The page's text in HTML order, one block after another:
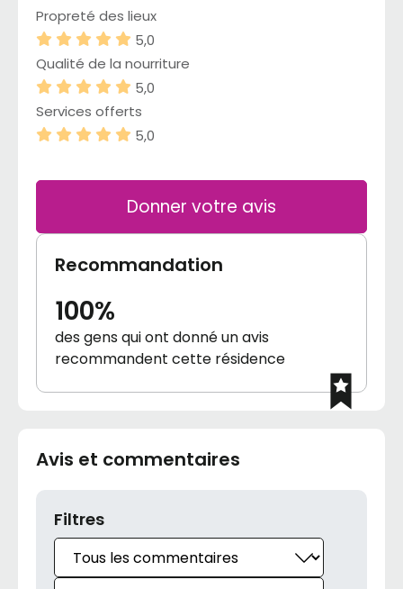
Propreté des lieux
5,0
Qualité de la nourriture
5,0
Services offerts
5,0
Donner votre avis
Recommandation
100%
des gens qui ont donné un avis
recommandent cette résidence
Avis et commentaires
Filtres